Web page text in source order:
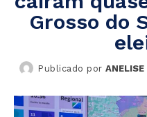
Grosso do
Publicado por ANELISE